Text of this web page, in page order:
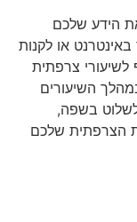
שלכם
או לקנות
צרפתית
השיעורים
בשפה,
שלכם